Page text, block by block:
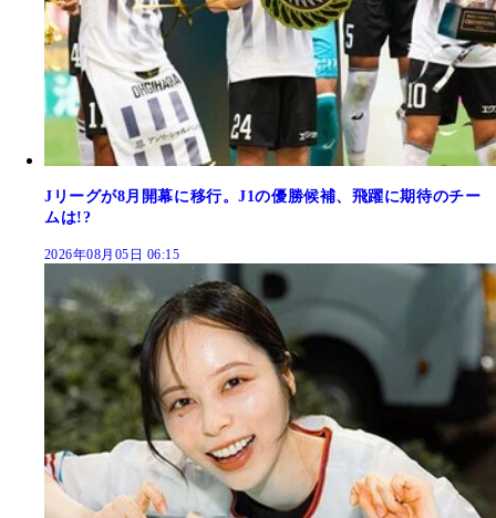
Jリーグが8月開幕に移行。J1の優勝候補、飛躍に期待のチー
ムは!?
2026年08月05日 06:15